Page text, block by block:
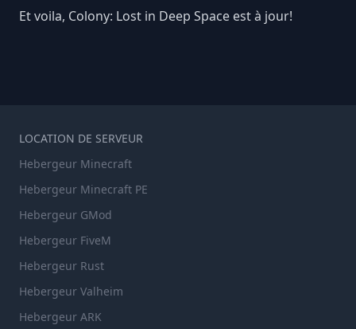
Et voila, Colony: Lost in Deep Space est à jour!
LOCATION DE SERVEUR
Hebergeur Minecraft
Hebergeur Minecraft PE
Hebergeur GMod
Hebergeur FiveM
Hebergeur Rust
Hebergeur Valheim
Hebergeur ARK